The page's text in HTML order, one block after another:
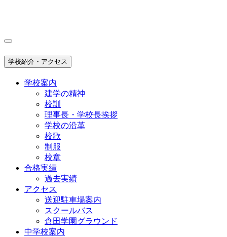
学校紹介・アクセス
学校案内
建学の精神
校訓
理事長・学校長挨拶
学校の沿革
校歌
制服
校章
合格実績
過去実績
アクセス
送迎駐車場案内
スクールバス
倉田学園グラウンド
中学校案内